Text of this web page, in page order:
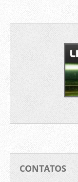
CONTATOS